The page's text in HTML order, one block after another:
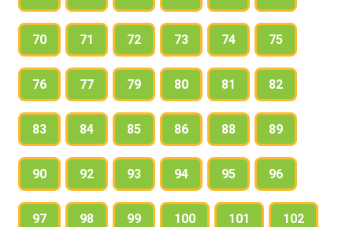
70 71 72 73 74 75
76 77 79 80 81 82
83 84 85 86 88 89
90 92 93 94 95 96
97 98 99 100 101 102